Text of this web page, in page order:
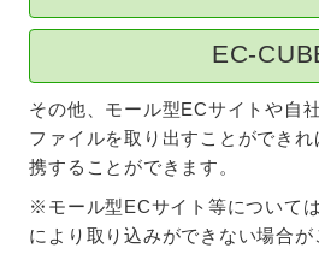
EC-
その他、モール型ECサイトや自
ファイルを取り出すことができ
携することができます。
※モール型ECサイト等について
により取り込みができない場合が